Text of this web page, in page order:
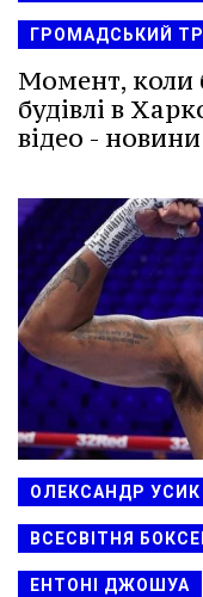
ГРОМАДСЬКИЙ
Момент, коли
будівлі в
відео -
ОЛЕКСАНДР УСИК
ВСЕСВІТНЯ
ЕНТОНІ ДЖОШУА